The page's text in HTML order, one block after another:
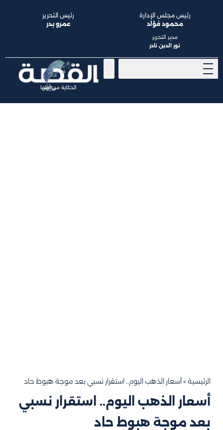
الحكاية من أولها
رئيس مجلس الإدارة
محمود فؤاد
مدير التحرير
نور الدين نادر
رئيس التحرير
عمرو بدر
الرئيسية »أسعار الذهب اليوم.. استقرار نسبي بعد موجة هبوط حاد
أسعار الذهب اليوم.. استقرار نسبي
بعد موجة هبوط حاد